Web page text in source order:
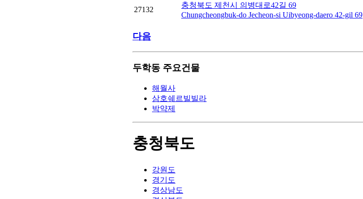
27132
충청북도 제천시 의병대로42길 69
Chungcheongbuk-do Jecheon-si Uibyeong-daero 42-gil 69
다음
두학동 주요건물
해월사
삼호쉐르빌빌라
박약제
충청북도
강원도
경기도
경상남도